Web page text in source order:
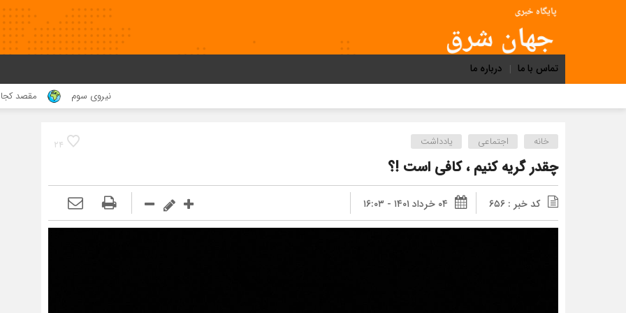
تماس با ما
درباره ما
مقصد کجا بود !؟
۲۴ خانه اجتماعی یادداشت
چقدر گریه کنیم ، کافی است !؟
کد خبر : ۶۵۶ ۰۴ خرداد ۱۴۰۱ - ۱۶:۰۳